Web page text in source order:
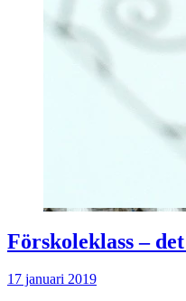
Förskoleklass –
17 januari 2019